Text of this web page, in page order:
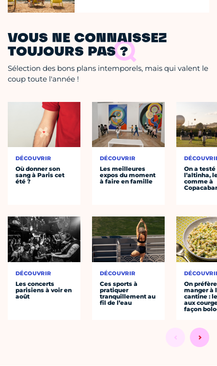
VOUS NE CONNAISSEZ
TOUJOURS PAS ?
Sélection des bons plans intemporels, mais qui valent le
coup toute l'année !
DÉCOUVRIR
Où donner son
sang à Paris cet
été ?
DÉCOUVRIR
Les concerts
parisiens à voir en
août
DÉCOUVRIR
Les meilleures
expos du moment
à faire en famille
DÉCOUVRIR
Ces sports à
pratiquer
tranquillement au
fil de l’eau
On a testé
l’altinha,
comme à
On préfère
manger à
cantine :
aux
façon